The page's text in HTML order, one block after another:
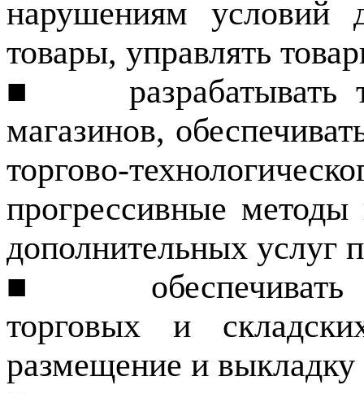
нарушени­ям условий
товары, управлять
■
разрабатывать
магазинов,
торгово-
прогрессивные
дополнительных услуг
■
торговых и
размещение и выкладку